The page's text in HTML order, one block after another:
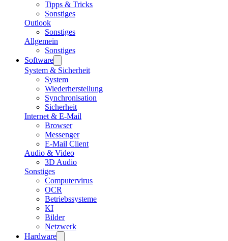
Tipps & Tricks
Sonstiges
Outlook
Sonstiges
Allgemein
Sonstiges
Software
System & Sicherheit
System
Wiederherstellung
Synchronisation
Sicherheit
Internet & E-Mail
Browser
Messenger
E-Mail Client
Audio & Video
3D Audio
Sonstiges
Computervirus
OCR
Betriebssysteme
KI
Bilder
Netzwerk
Hardware